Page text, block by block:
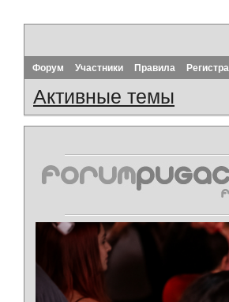
Форум Участники Правила
Активные темы